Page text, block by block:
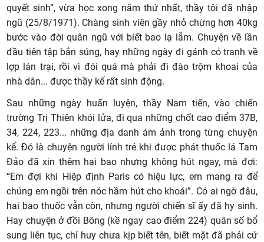
quyết sinh”, vừa học xong năm thứ nhất, thầy tôi đã nhập
ngũ (25/8/1971). Chàng sinh viên gầy nhỏ chừng hơn 40kg
bước vào đời quân ngũ với biết bao lạ lẫm. Chuyện về lần
đầu tiên tập bắn súng, hay những ngày đi gánh cỏ tranh về
lợp lán trại, rồi vì đói quá mà phải đi đào trộm khoai của
nhà dân... được thầy kể rất sinh động.
Sau những ngày huấn luyện, thầy Nam tiến, vào chiến
trường Trị Thiên khói lửa, đi qua những chốt cao điểm 37B,
34, 224, 223... những địa danh ám ảnh trong từng chuyện
kể. Đó là chuyện người lính trẻ khi được phát thuốc lá Tam
Đảo đã xin thêm hai bao nhưng không hút ngay, mà đợi:
“Em đợi khi Hiệp định Paris có hiệu lực, em mang ra để
chúng em ngồi trên nóc hầm hút cho khoái”. Có ai ngờ đâu,
hai bao thuốc vẫn còn, nhưng người chiến sĩ ấy đã hy sinh.
Hay chuyện ở đồi Bông (kề ngay cao điểm 224) quân số bổ
sung liên tục, chỉ huy chưa kịp biết tên, biết mặt đã phải cử